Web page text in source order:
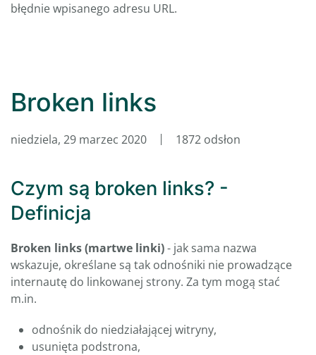
błędnie wpisanego adresu URL.
Broken links
niedziela, 29 marzec 2020 1872 odsłon
Czym są broken links? -
Definicja
Broken links (martwe linki)- jak sama nazwa
wskazuje, określane są tak odnośniki nie prowadzące
internautę do linkowanej strony. Za tym mogą stać
m.in.
odnośnik do niedziałającej witryny,
usunięta podstrona,